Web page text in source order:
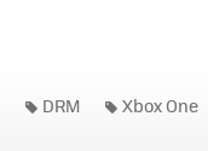
DRM Xbox One